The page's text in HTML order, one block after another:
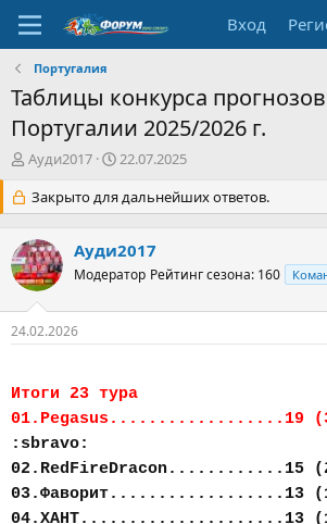
Вход
Португалия
Таблицы конкурса
Португалии 2025/2026 г.
А
т
о
р
т
е
м
ы
Ауди2017
Д
т
а
а
ч
л
22.07.2025
Закрыто для дальнейших ответов.
Ауди2017
Модератор Рейтинг сезона: 160
24.02.2026
Итоги 23 тура
01.Pegasus..................19
:sbravo:
02.RedFireDracon............15
03.Фаворит..................13
04.ХАНТ.....................13